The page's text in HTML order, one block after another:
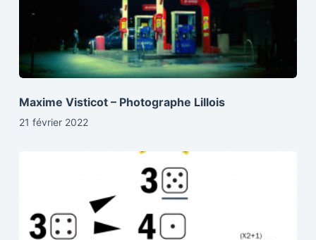
Maxime Visticot – Photographe Lillois
21 février 2022